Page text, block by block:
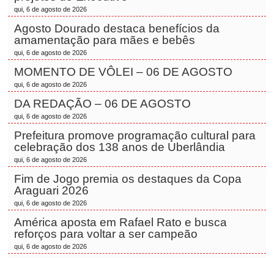
qui, 6 de agosto de 2026
Agosto Dourado destaca benefícios da
amamentação para mães e bebês
qui, 6 de agosto de 2026
MOMENTO DE VÔLEI – 06 DE AGOSTO
qui, 6 de agosto de 2026
DA REDAÇÃO – 06 DE AGOSTO
qui, 6 de agosto de 2026
Prefeitura promove programação cultural para
celebração dos 138 anos de Uberlândia
qui, 6 de agosto de 2026
Fim de Jogo premia os destaques da Copa
Araguari 2026
qui, 6 de agosto de 2026
América aposta em Rafael Rato e busca
reforços para voltar a ser campeão
qui, 6 de agosto de 2026